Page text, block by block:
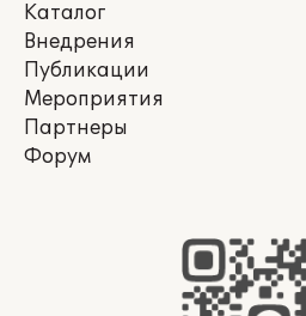
Каталог
Внедрения
Публикации
Мероприятия
Партнеры
Форум